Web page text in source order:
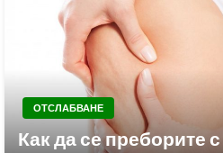
ОТСЛАБВАНЕ
Как да се преборите